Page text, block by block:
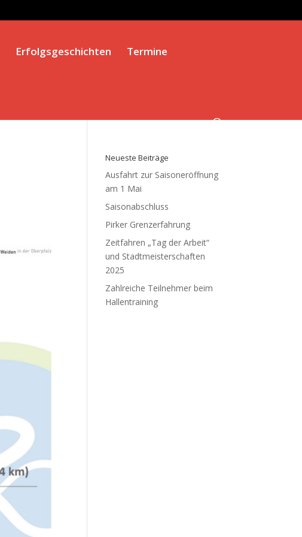
Erfolgsgeschichten Termine
Neueste Beiträge
Ausfahrt zur Saisoneröffnung
am 1 Mai
Saisonabschluss
Pirker Grenzerfahrung
Zeitfahren „Tag der Arbeit“
und Stadtmeisterschaften
2025
Zahlreiche Teilnehmer beim
Hallentraining